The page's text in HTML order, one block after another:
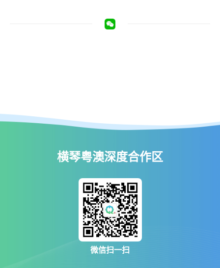
横琴粤澳深度合作区
微信扫一扫